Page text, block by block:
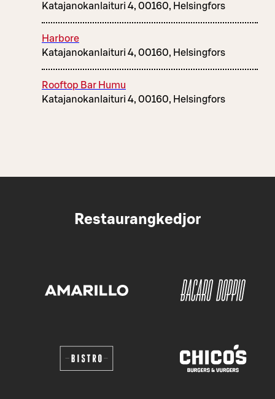
Katajanokanlaituri 4, 00160, Helsingfors
Harbore
Katajanokanlaituri 4, 00160, Helsingfors
Rooftop Bar Humu
Katajanokanlaituri 4, 00160, Helsingfors
Restaurangkedjor